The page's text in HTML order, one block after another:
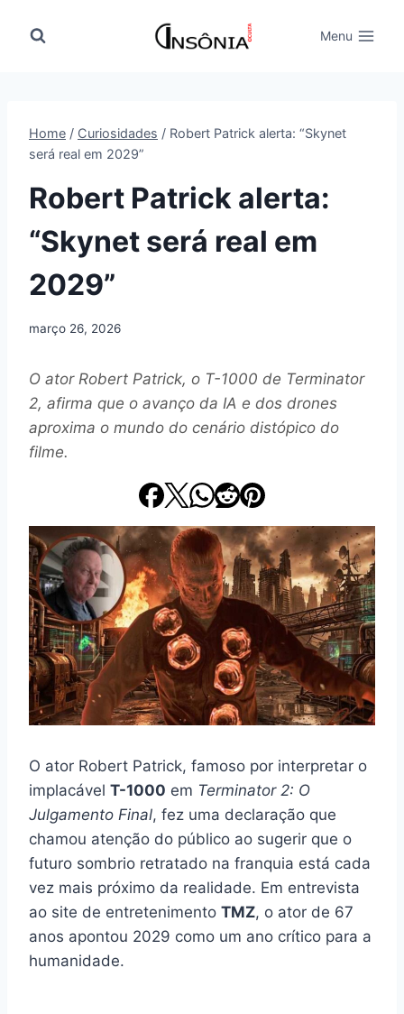
para
Menu
Home / Curiosidades / Robert Patrick alerta: “Skynet
será real em 2029”
Robert Patrick alerta:
“Skynet será real em
2029”
março 26, 2026
O ator Robert Patrick, o T-1000 de Terminator
2, afirma que o avanço da IA e dos drones
aproxima o mundo do cenário distópico do
filme.
O ator Robert Patrick, famoso por interpretar o
implacável T-1000 em Terminator 2: O
Julgamento Final, fez uma declaração que
chamou atenção do público ao sugerir que o
futuro sombrio retratado na franquia está cada
vez mais próximo da realidade. Em entrevista
ao site de entretenimento TMZ, o ator de 67
anos apontou 2029 como um ano crítico para a
humanidade.